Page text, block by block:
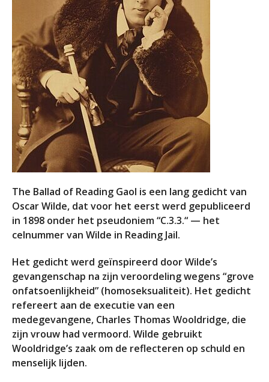
The Ballad of Reading Gaol is een lang gedicht van
Oscar Wilde, dat voor het eerst werd gepubliceerd
in 1898 onder het pseudoniem “C.3.3.“ — het
celnummer van Wilde in Reading Jail.
Het gedicht werd geïnspireerd door Wilde’s
gevangenschap na zijn veroordeling wegens “grove
onfatsoenlijkheid” (homoseksualiteit). Het gedicht
refereert aan de executie van een
medegevangene, Charles Thomas Wooldridge, die
zijn vrouw had vermoord. Wilde gebruikt
Wooldridge’s zaak om de reflecteren op schuld en
menselijk lijden.